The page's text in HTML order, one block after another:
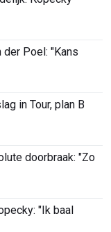
der Poel: "Kans
in Tour, plan B
doorbraak: "Zo
"Ik baal